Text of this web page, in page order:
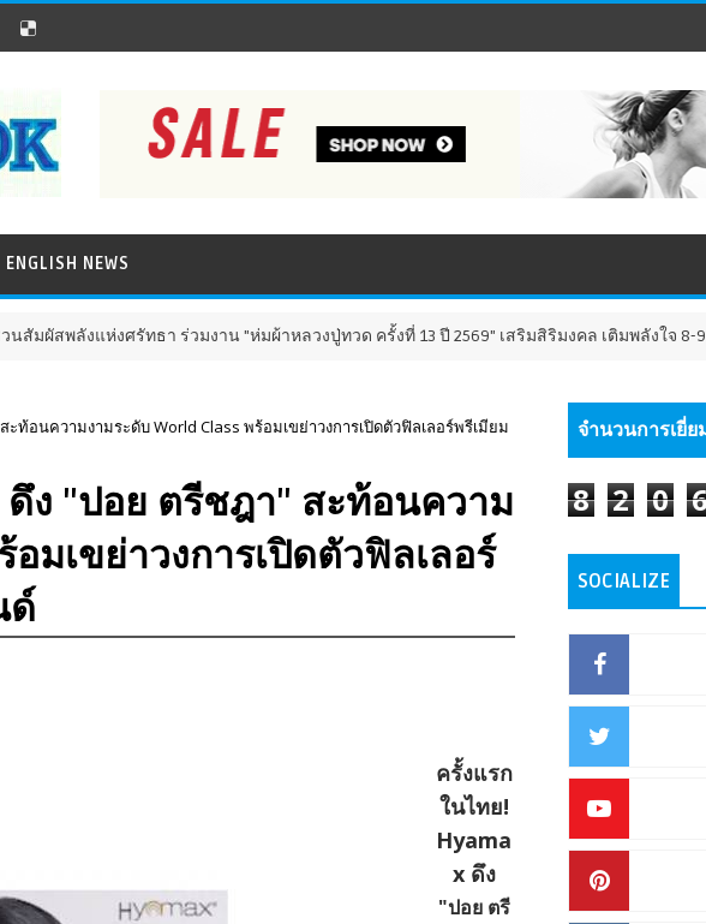
ENGLISH NEWS
งศรัทธา ร่วมงาน "ห่มผ้าหลวงปู่ทวด ครั้งที่ 13 ปี 2569" เสริมสิริมงคล เติมพลังใจ 8-9 สิงหาคม
ท้อนความงามระดับ World Class พร้อมเขย่าวงการเปิดตัวฟิลเลอร์พรีเมียม
ง "ปอย ตรีชฎา" สะท้อนความ
มเขย่าวงการเปิดตัวฟิลเลอร์
ด์
ครั้งแรก
ในไทย!
Hyama
x ดึง
"ปอย ตรี
จำนวนการเยี่
8 2 0
SOCIALIZE